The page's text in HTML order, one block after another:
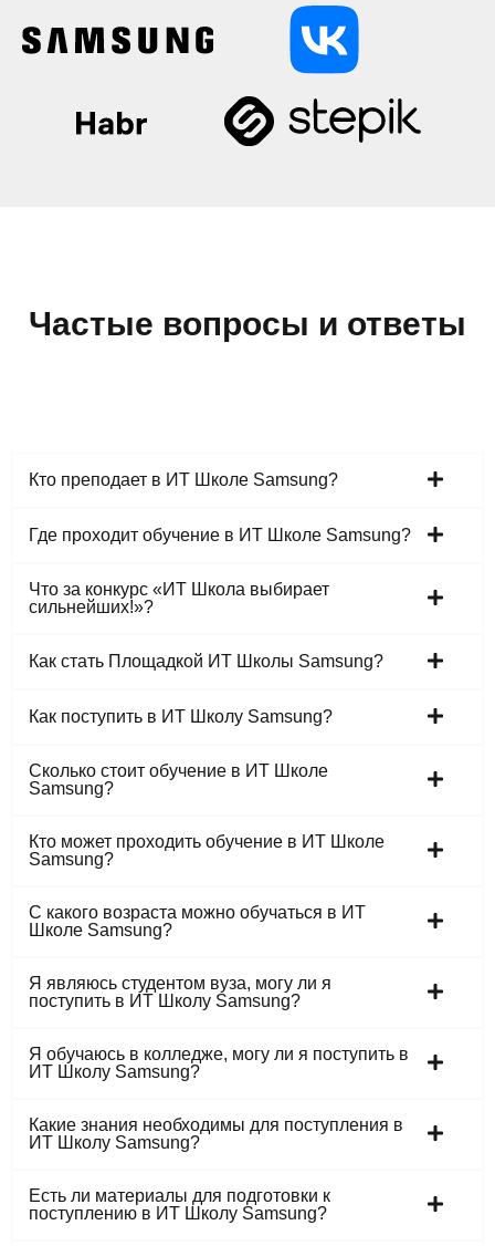
Частые вопросы и ответы
Кто преподает в ИТ Школе Samsung?
Где проходит обучение в ИТ Школе Samsung?
Что за конкурс «ИТ Школа выбирает
сильнейших!»?
Как стать Площадкой ИТ Школы Samsung?
Как поступить в ИТ Школу Samsung?
Сколько стоит обучение в ИТ Школе
Samsung?
Кто может проходить обучение в ИТ Школе
Samsung?
С какого возраста можно обучаться в ИТ
Школе Samsung?
Я являюсь студентом вуза, могу ли я
поступить в ИТ Школу Samsung?
Я обучаюсь в колледже, могу ли я поступить в
ИТ Школу Samsung?
Какие знания необходимы для поступления в
ИТ Школу Samsung?
Есть ли материалы для подготовки к
поступлению в ИТ Школу Samsung?